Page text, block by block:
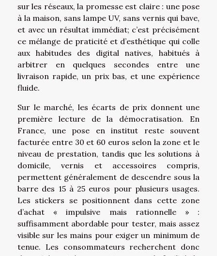
sur les réseaux, la promesse est claire : une pose
à la maison, sans lampe UV, sans vernis qui bave,
et avec un résultat immédiat; c’est précisément
ce mélange de praticité et d’esthétique qui colle
aux habitudes des digital natives, habitués à
arbitrer en quelques secondes entre une
livraison rapide, un prix bas, et une expérience
fluide.
Sur le marché, les écarts de prix donnent une
première lecture de la démocratisation. En
France, une pose en institut reste souvent
facturée entre 30 et 60 euros selon la zone et le
niveau de prestation, tandis que les solutions à
domicile, vernis et accessoires compris,
permettent généralement de descendre sous la
barre des 15 à 25 euros pour plusieurs usages.
Les stickers se positionnent dans cette zone
d’achat « impulsive mais rationnelle » :
suffisamment abordable pour tester, mais assez
visible sur les mains pour exiger un minimum de
tenue. Les consommateurs recherchent donc